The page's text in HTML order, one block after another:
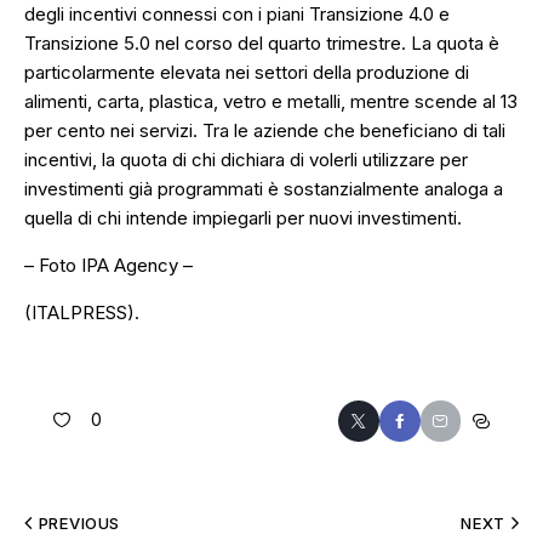
degli incentivi connessi con i piani Transizione 4.0 e
Transizione 5.0 nel corso del quarto trimestre. La quota è
particolarmente elevata nei settori della produzione di
alimenti, carta, plastica, vetro e metalli, mentre scende al 13
per cento nei servizi. Tra le aziende che beneficiano di tali
incentivi, la quota di chi dichiara di volerli utilizzare per
investimenti già programmati è sostanzialmente analoga a
quella di chi intende impiegarli per nuovi investimenti.
– Foto IPA Agency –
(ITALPRESS).
0
PREVIOUS NEXT